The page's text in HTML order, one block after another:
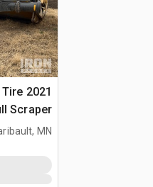
Tire
Scraper
MN